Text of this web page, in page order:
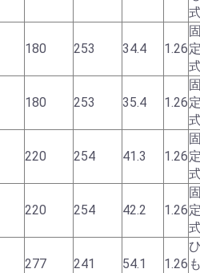
180 253 34.4 1.26
180 253 35.4 1.26
220 254 41.3 1.26
220 254 42.2 1.26
277 241 54.1 1.26